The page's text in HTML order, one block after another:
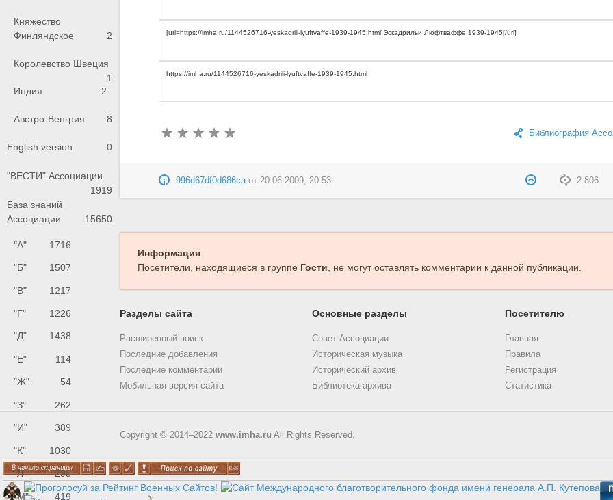
Княжество
Финляндское
2
Королевство Швеция
1
Индия
2
Австро-Венгрия 8
English version 0
"ВЕСТИ" Ассоциации
1919
База знаний
Ассоциации
15650
"А" 1716
"Б" 1507
"В" 1217
"Г" 1226
"Д" 1438
"Е" 114
"Ж" 54
"З" 262
"И" 389
"К" 1030
"Л" 295
"М" 419
Библиография
2 806
996d67df0d686caот20-06-2009, 20:53
Информация
Посетители, находящиеся в группе Гости, не могут оставлять комментарии к данной публикации.
Разделы сайта
Расширенный поиск
Последние добавления
Последние комментарии
Мобильная версия сайта
Основные разделы
Совет Ассоциации
Историческая музыка
Исторический архив
Библиотека архива
Посетителю
Главная
Правила
Регистрация
Статистика
Copyright © 2014–2022 www.imha.ru All Rights Reserved.